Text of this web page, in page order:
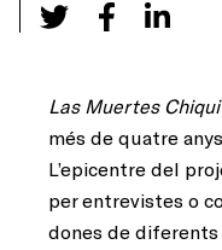
Las Muertes
més de quatre
L’epicentre del
per entrevistes o
dones de diferents